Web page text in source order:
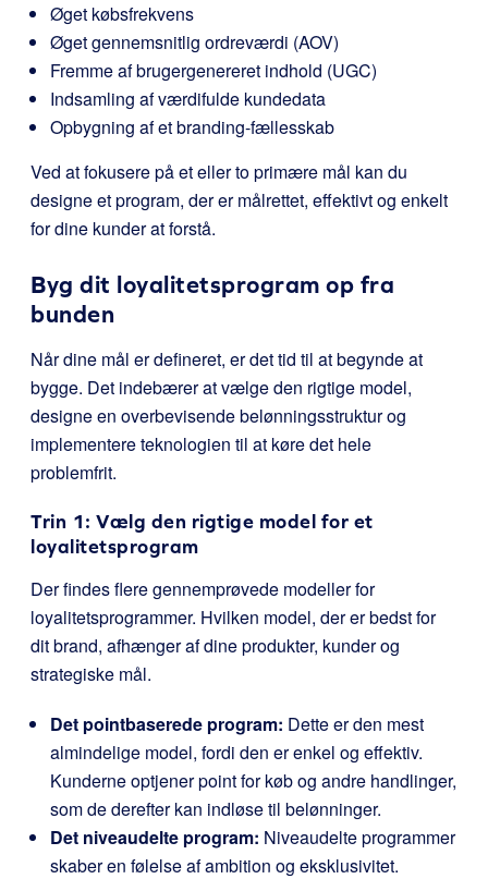
Øget købsfrekvens
Øget gennemsnitlig ordreværdi (AOV)
Fremme af brugergenereret indhold (UGC)
Indsamling af værdifulde kundedata
Opbygning af et branding-fællesskab
Ved at fokusere på et eller to primære mål kan du
designe et program, der er målrettet, effektivt og enkelt
for dine kunder at forstå.
Byg dit loyalitetsprogram op fra
bunden
Når dine mål er defineret, er det tid til at begynde at
bygge. Det indebærer at vælge den rigtige model,
designe en overbevisende belønningsstruktur og
implementere teknologien til at køre det hele
problemfrit.
Trin 1: Vælg den rigtige model for et
loyalitetsprogram
Der findes flere gennemprøvede modeller for
loyalitetsprogrammer. Hvilken model, der er bedst for
dit brand, afhænger af dine produkter, kunder og
strategiske mål.
Det pointbaserede program: Dette er den mest
almindelige model, fordi den er enkel og effektiv.
Kunderne optjener point for køb og andre handlinger,
som de derefter kan indløse til belønninger.
Det niveaudelte program: Niveaudelte programmer
skaber en følelse af ambition og eksklusivitet.